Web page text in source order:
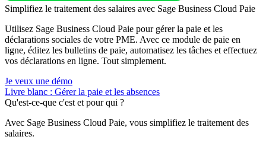
Simplifiez le traitement des salaires avec Sage Business Cloud Paie
Utilisez Sage Business Cloud Paie pour gérer la paie et les
déclarations sociales de votre PME. Avec ce module de paie en
ligne, éditez les bulletins de paie, automatisez les tâches et effectuez
vos déclarations en ligne. Tout simplement.
Je veux une démo
Livre blanc : Gérer la paie et les absences
Qu'est-ce-que c'est et pour qui ?
Avec Sage Business Cloud Paie, vous simplifiez le traitement des
salaires.